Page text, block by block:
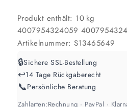
Werte sind Richtwerte und können je
abweichen. Für 10 % Reserve wird
Produkt enthält: 10 kg
4007954324059
Artikelnummer:S13465649
🔒Sichere SSL-Bestellung
↩️14 Tage Rückgaberecht
📞Persönliche Beratung
Zahlarten:Rechnung · PayPal ·